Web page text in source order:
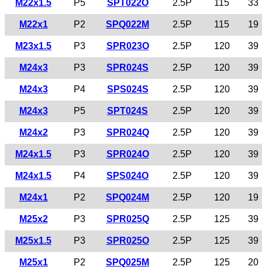
M22x1.5 P5 SPT022O 2.5P 115 33
M22x1 P2 SPQ022M 2.5P 115 19
M23x1.5 P3 SPR023O 2.5P 120 39
M24x3 P3 SPR024S 2.5P 120 39
M24x3 P4 SPS024S 2.5P 120 39
M24x3 P5 SPT024S 2.5P 120 39
M24x2 P3 SPR024Q 2.5P 120 39
M24x1.5 P3 SPR024O 2.5P 120 39
M24x1.5 P4 SPS024O 2.5P 120 39
M24x1 P2 SPQ024M 2.5P 120 19
M25x2 P3 SPR025Q 2.5P 125 39
M25x1.5 P3 SPR025O 2.5P 125 39
M25x1 P2 SPQ025M 2.5P 125 20